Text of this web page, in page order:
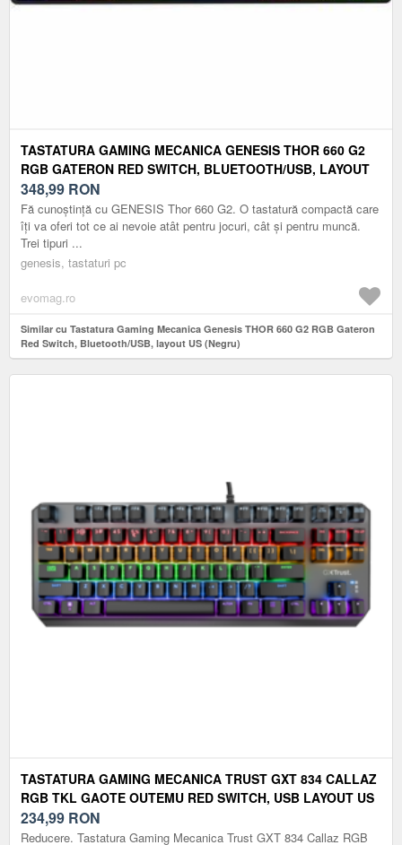
TASTATURA GAMING MECANICA GENESIS THOR 660 G2
RGB GATERON RED SWITCH, BLUETOOTH/USB, LAYOUT
US (NEGRU)
348,99 RON
Fă cunoștință cu GENESIS Thor 660 G2. O tastatură compactă care
îți va oferi tot ce ai nevoie atât pentru jocuri, cât și pentru muncă.
Trei tipuri ...
genesis, tastaturi pc
evomag.ro
Similar cu Tastatura Gaming Mecanica Genesis THOR 660 G2 RGB Gateron
Red Switch, Bluetooth/USB, layout US (Negru)
TASTATURA GAMING MECANICA TRUST GXT 834 CALLAZ
RGB TKL GAOTE OUTEMU RED SWITCH, USB LAYOUT US
(NEGRU)
234,99 RON
Reducere. Tastatura Gaming Mecanica Trust GXT 834 Callaz RGB